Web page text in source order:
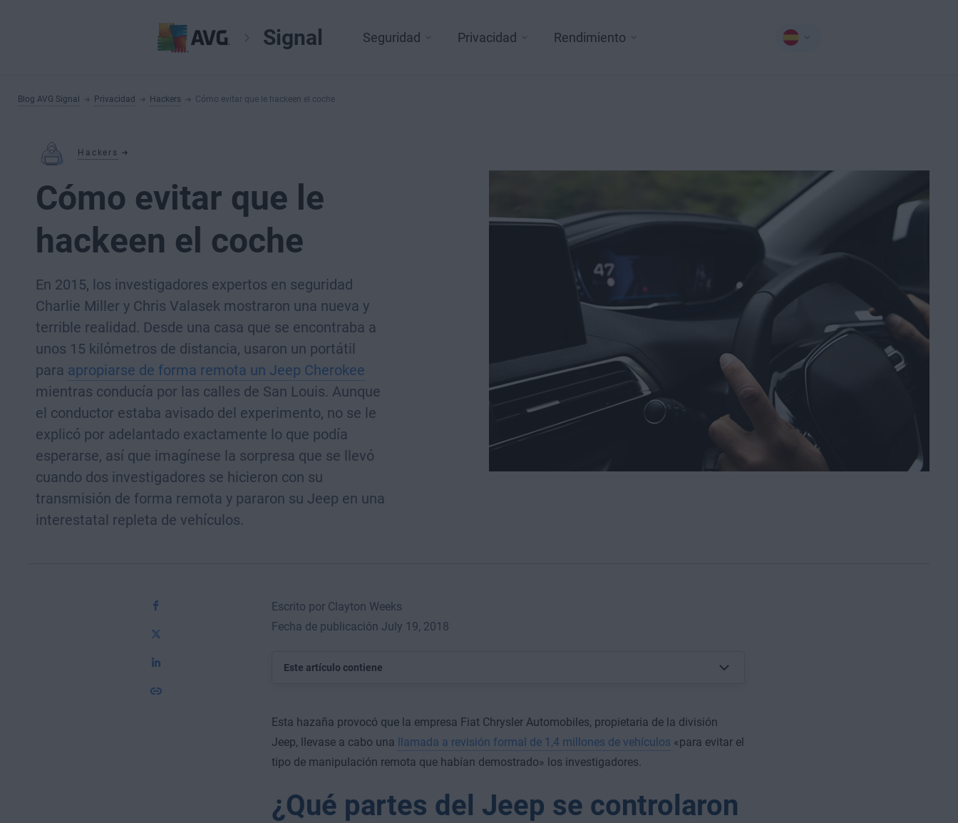
Signal Seguridad Privacidad Rendimiento
Blog AVG Signal Privacidad Hackers Cómo evitar que le hackeen el coche
Hackers
Cómo evitar que le
hackeen el coche
En 2015, los investigadores expertos en seguridad
Charlie Miller y Chris Valasek mostraron una nueva y
terrible realidad. Desde una casa que se encontraba a
unos 15 kilómetros de distancia, usaron un portátil
para apropiarse de forma remota un Jeep Cherokee
mientras conducía por las calles de San Louis. Aunque
el conductor estaba avisado del experimento, no se le
explicó por adelantado exactamente lo que podía
esperarse, así que imagínese la sorpresa que se llevó
cuando dos investigadores se hicieron con su
transmisión de forma remota y pararon su Jeep en una
interestatal repleta de vehículos.
Escrito por Clayton Weeks
Fecha de publicación July 19, 2018
Este artículo contiene
Esta hazaña provocó que la empresa Fiat Chrysler Automobiles, propietaria de la división
Jeep, llevase a cabo una llamada a revisión formal de 1,4 millones de vehículos «para evitar el
tipo de manipulación remota que habían demostrado» los investigadores.
¿Qué partes del Jeep se controlaron